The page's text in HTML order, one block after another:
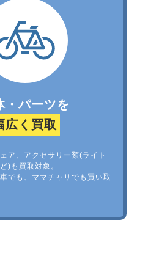
・パーツを
広く買取
ア、アクセサリー類(ライト
)も買取対象。
でも、ママチャリでも買い取